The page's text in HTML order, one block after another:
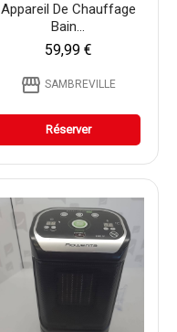
Appareil De Chauffage
Bain...
59,99 €
storefront SAMBREVILLE
Réserver